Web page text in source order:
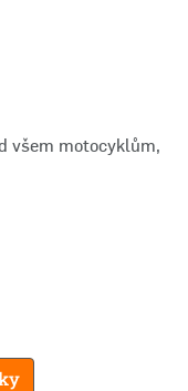
všem motocyklům,